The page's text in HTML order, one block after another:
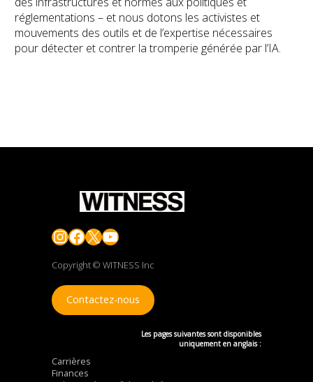
réglementations – et nous dotons les activistes et
mouvements des outils et de l’expertise nécessaires
pour détecter et contrer la tromperie générée par l’IA.
Instagram
Facebook
X YouTube
Copyright © WITNESS Inc
Contactez-nous
Les pages suivantes sont disponibles
uniquement en anglais :
Carrières
Finances